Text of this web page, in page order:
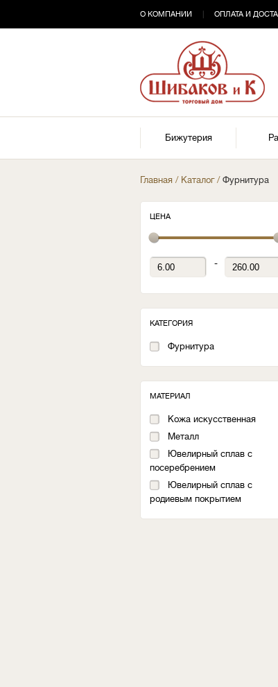
О КОМПАНИИ ОПЛАТА И
Бижутерия
Главная / Каталог/ Фурнитура
ЦЕНА
-
КАТЕГОРИЯ
Фурнитура
МАТЕРИАЛ
Кожа искусственная
Металл
Ювелирный сплав с
посеребрением
Ювелирный сплав с
родиевым покрытием